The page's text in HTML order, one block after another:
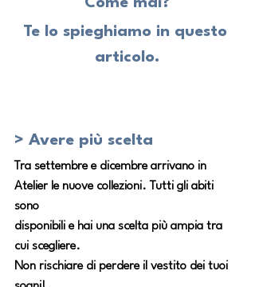
Te lo spieghiamo in questo
articolo.
> Avere più scelta
Tra settembre e dicembre arrivano in
Atelier le nuove collezioni. Tutti gli abiti
sono
disponibili e hai una scelta più ampia tra
cui scegliere.
Non rischiare di perdere il vestito dei tuoi